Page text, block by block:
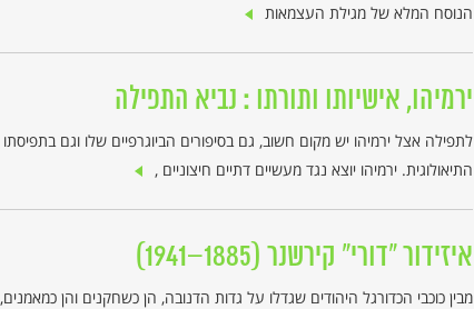
הנוסח המלא של מגילת העצמאות
ירמיהו, אישיותו ותורתו : נביא התפילה
לתפילה אצל ירמיהו יש מקום חשוב, גם בסיפורים הביוגרפיים שלו וגם בתפיסתו
התיאולוגית. ירמיהו יוצא נגד מעשיים דתיים חיצוניים ,
איזידור "דורי" קירשנר (1885–1941)
מבין כוכבי הכדורגל היהודים שגדלו על גדות הדנובה, הן כשחקנים והן כמאמנים,